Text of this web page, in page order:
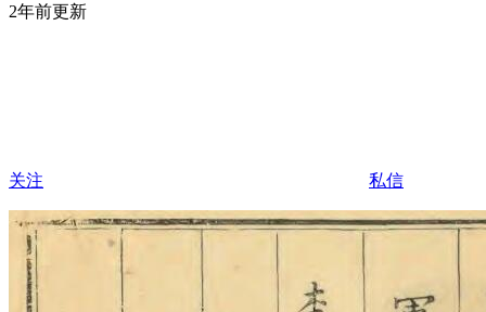
2年前更新
关注 私信